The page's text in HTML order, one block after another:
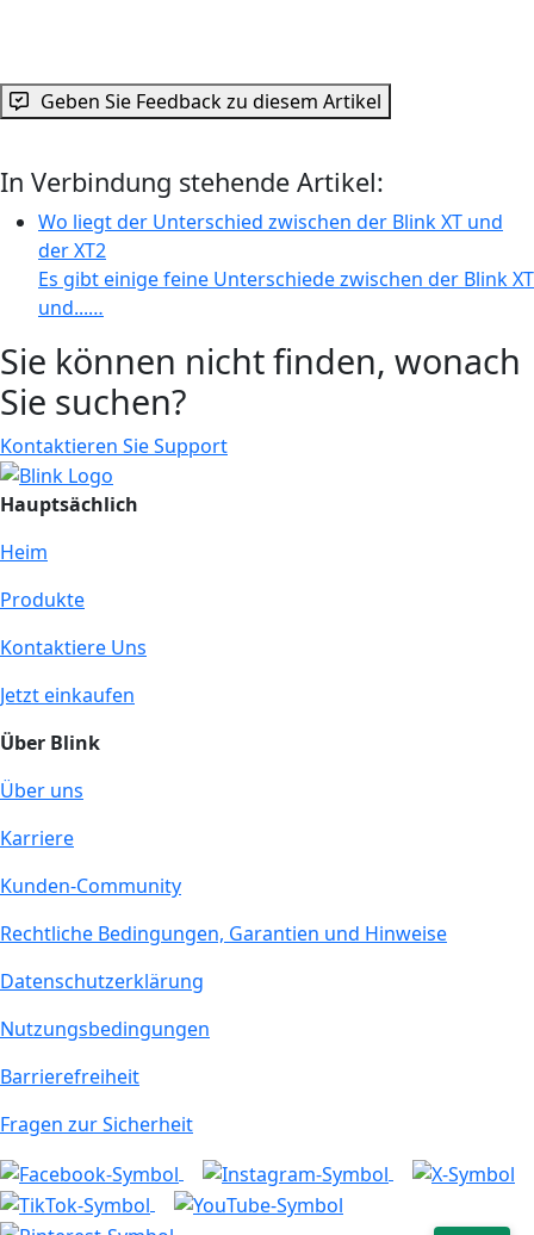
Geben Sie Feedback zu diesem Artikel
In Verbindung stehende Artikel:
Wo liegt der Unterschied zwischen der Blink XT und
der XT2
Es gibt einige feine Unterschiede zwischen der Blink XT
und...…
Sie können nicht finden, wonach
Sie suchen?
Kontaktieren Sie Support
Hauptsächlich
Heim
Produkte
Kontaktiere Uns
Jetzt einkaufen
Über Blink
Über uns
Karriere
Kunden-Community
Rechtliche Bedingungen, Garantien und Hinweise
Datenschutzerklärung
Nutzungsbedingungen
Barrierefreiheit
Fragen zur Sicherheit